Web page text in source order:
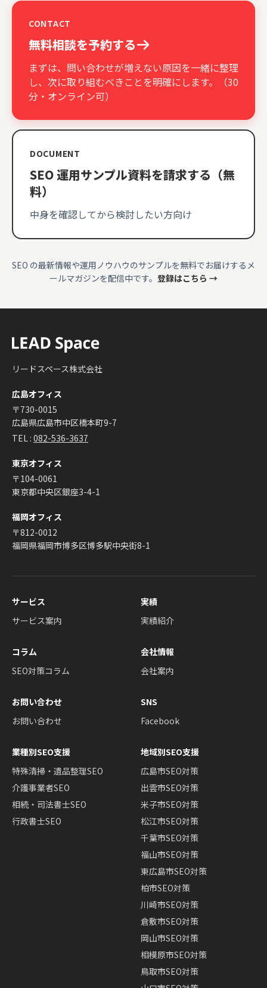
CONTACT
無料相談を予約する
まずは、問い合わせが増えない原因を一緒に整理
し、次に取り組むべきことを明確にします。（30
分・オンライン可）
DOCUMENT
SEO 運用サンプル資料を請求する（無
料）
中身を確認してから検討したい方向け
SEO の最新情報や運用ノウハウのサンプルを無料でお届けするメ
ールマガジンを配信中です。 登録はこちら →
リードスペース株式会社
広島オフィス
〒730-0015
広島県広島市中区橋本町9-7
TEL : 082-536-3637
東京オフィス
〒104-0061
東京都中央区銀座3-4-1
福岡オフィス
〒812-0012
福岡県福岡市博多区博多駅中央街8-1
サービス
サービス案内
実績
実績紹介
コラム
SEO対策コラム
会社情報
会社案内
お問い合わせ
お問い合わせ
SNS
Facebook
業種別SEO支援
特殊清掃・遺品整理SEO
介護事業者SEO
相続・司法書士SEO
行政書士SEO
地域別SEO支援
広島市SEO対策
出雲市SEO対策
米子市SEO対策
松江市SEO対策
千葉市SEO対策
福山市SEO対策
東広島市SEO対策
柏市SEO対策
川崎市SEO対策
倉敷市SEO対策
岡山市SEO対策
相模原市SEO対策
鳥取市SEO対策